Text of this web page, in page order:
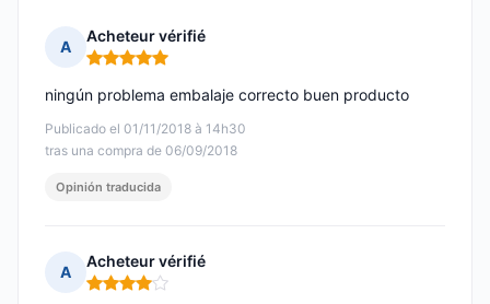
A
Acheteur vérifié
Nota: 5 de 5
Publicado el 01/11/2018 à 14h30
tras una compra de 06/09/2018
ningún problema embalaje correcto buen producto
Opinión traducida
A
Acheteur vérifié
Nota: 4 de 5